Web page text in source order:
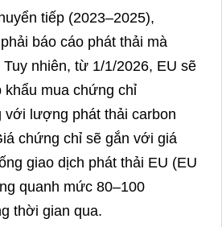
tiếp (2023–2025),
báo cáo phát thải mà
nhiên, từ 1/1/2026, EU sẽ
khẩu mua chứng chỉ
lượng phát thải carbon
chứng chỉ sẽ gắn với giá
giao dịch phát thải EU (EU
quanh mức 80–100
thời gian qua.